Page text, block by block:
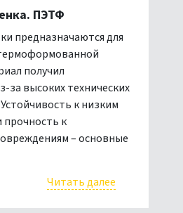
ПЭТФ
предназначаются для
получил
за высоких технических
к низким
прочность к
– основные
Читать далее